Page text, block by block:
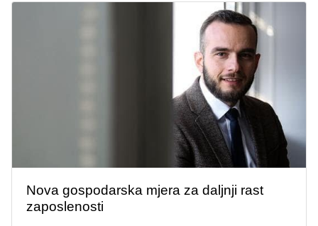
Nova gospodarska mjera za daljnji rast
zaposlenosti